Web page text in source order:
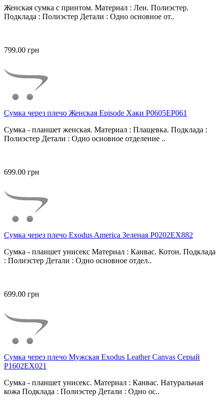
Женская сумка с принтом. Материал : Лен. Полиэстер.
Подклада : Полиэстер Детали : Одно основное от..
799.00 грн
Сумка через плечо Женская Episode Хаки P0605EP061
Сумка - планшет женская. Материал : Плащевка. Подклада :
Полиэстер Детали : Одно основное отделение ..
699.00 грн
Сумка через плечо Exodus America Зеленая P0202EX882
Сумка - планшет унисекс Материал : Канвас. Котон. Подклада
: Полиэстер Детали : Одно основное отдел..
699.00 грн
Сумка через плечо Мужская Exodus Leather Canvas Серый
P1602EX021
Сумка - планшет унисекс. Материал : Канвас. Натуральная
кожа Подклада : Полиэстер Детали : Одно ос..